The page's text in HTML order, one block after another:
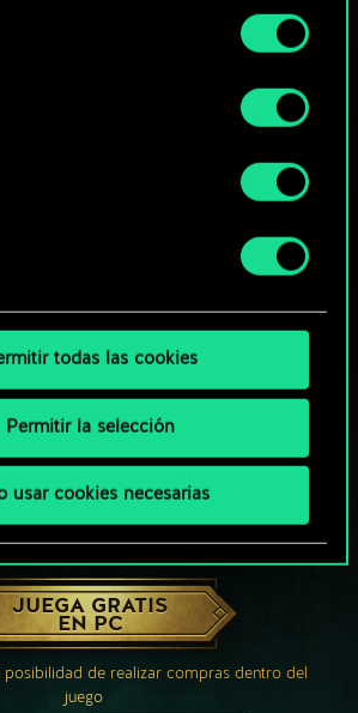
los detalles sobre nuestro uso
respecto en el menú «Ajustes» de
todas las cookies
Permitir la selección
usar cookies necesarias
JUEGA GRATIS
EN PC
posibilidad de realizar compras dentro del
juego